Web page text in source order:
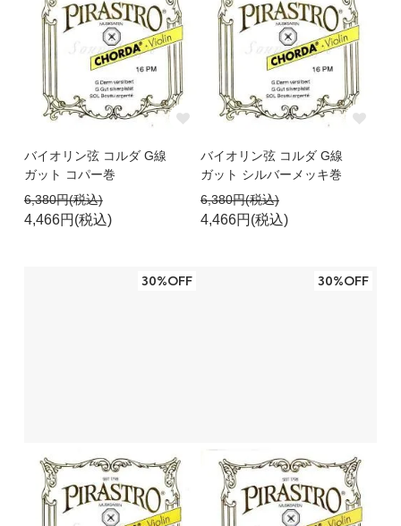
バイオリン弦 コルダ G線
ガット コパー巻
6,380円(税込)
4,466円(税込)
バイオリン弦 コルダ G線
ガット シルバーメッキ巻
6,380円(税込)
4,466円(税込)
30%OFF 30%OFF